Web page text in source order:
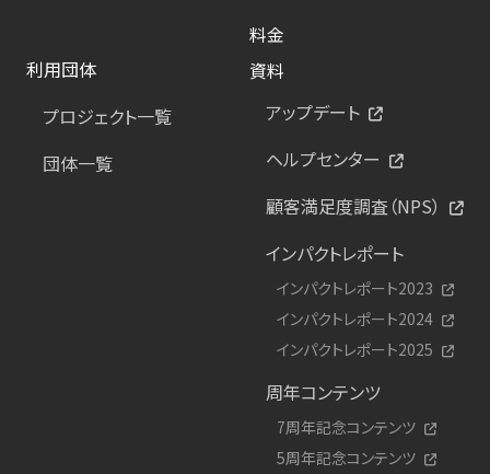
料金
利用団体
プロジェクト一覧
団体一覧
資料
アップデート
ヘルプセンター
顧客満足度調査（NPS）
インパクトレポート
インパクトレポート2023
インパクトレポート2024
インパクトレポート2025
周年コンテンツ
7周年記念コンテンツ
5周年記念コンテンツ